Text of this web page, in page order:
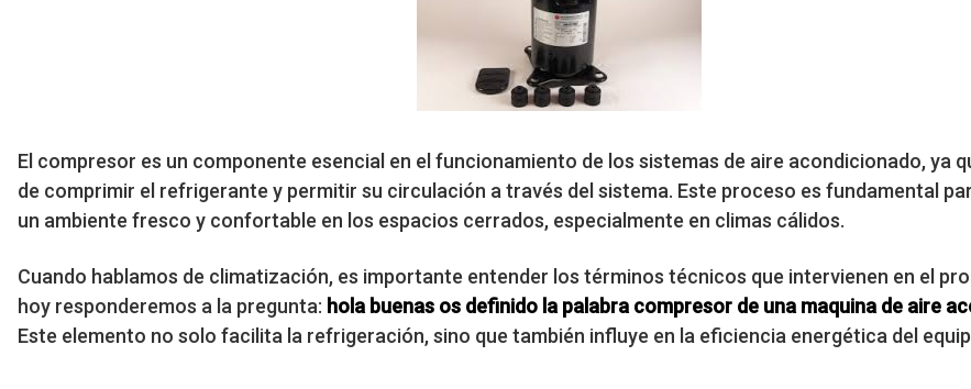
El compresor es un componente esencial en el funcionamiento de los sistemas de aire acondicionado, ya
de comprimir el refrigerante y permitir su circulación a través del sistema. Este proceso es fundamental
un ambiente fresco y confortable en los espacios cerrados, especialmente en climas cálidos.
Cuando hablamos de climatización, es importante entender los términos técnicos que intervienen en el
hoy responderemos a la pregunta: hola buenas os definido la palabra compresor de una maquina de aire
Este elemento no solo facilita la refrigeración, sino que también influye en la eficiencia energética del